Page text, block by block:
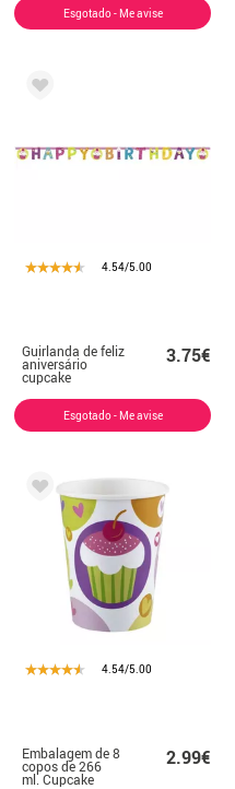
Esgotado - Me avise
4.54/5.00
Guirlanda de feliz
aniversário
cupcake
3.75€
Esgotado - Me avise
4.54/5.00
Embalagem de 8
copos de 266
ml. Cupcake
2.99€